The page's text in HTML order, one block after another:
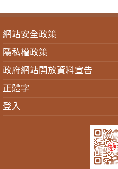
網站安全政策
隱私權政策
政府網站開放資料宣告
正體字
登入